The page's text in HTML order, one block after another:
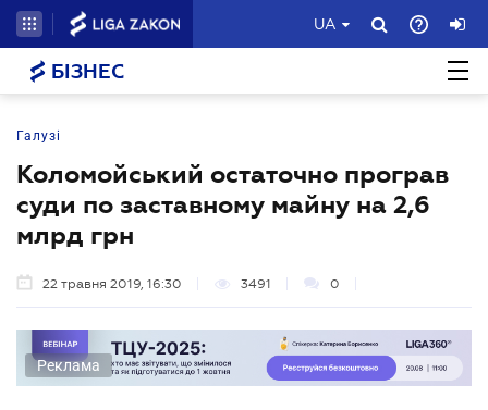
UA
БІЗНЕС
Галузі
Коломойський остаточно програв
суди по заставному майну на 2,6
млрд грн
22 травня 2019, 16:30 3491 0
Реклама